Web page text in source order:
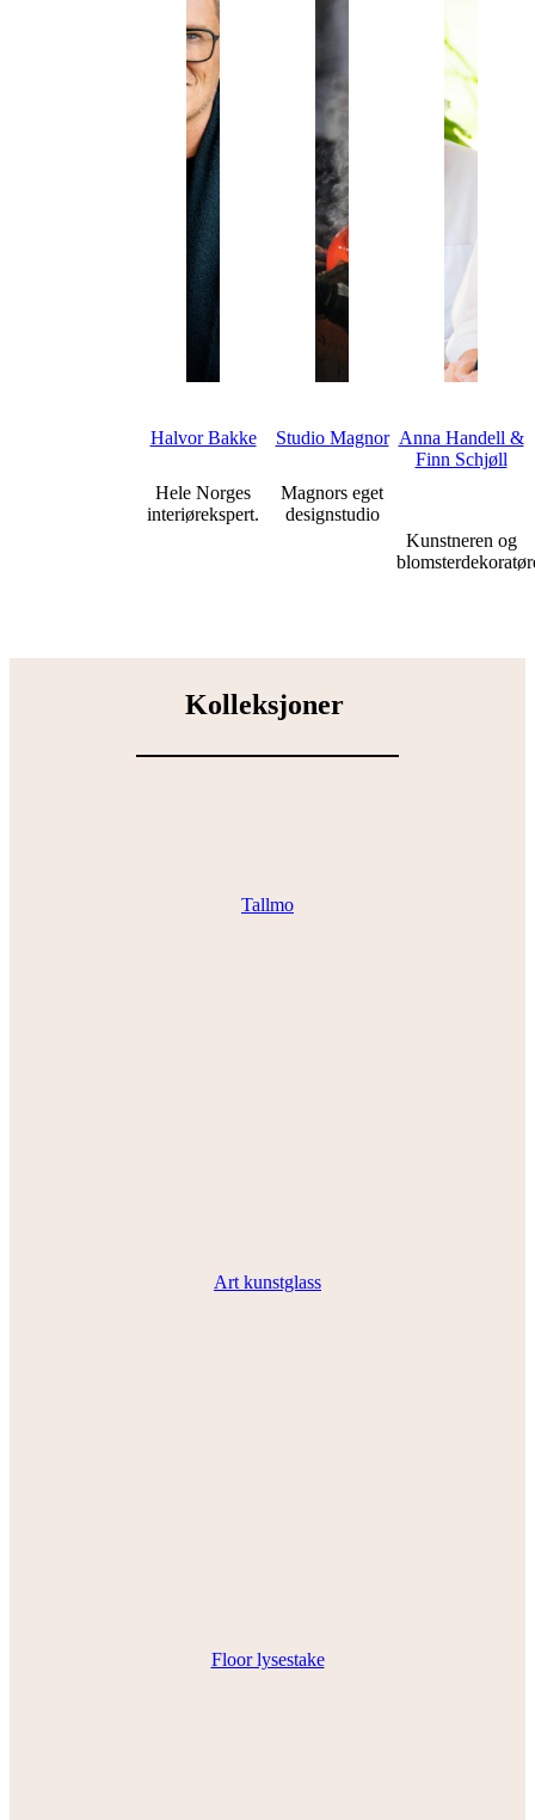
Halvor Bakke
Hele Norges
interiørekspert.
Studio Magnor
Magnors eget
designstudio
Anna Handell &
Finn Schjøll
Kunstneren og
Kolleksjoner
Tallmo
Art kunstglass
Floor lysestake